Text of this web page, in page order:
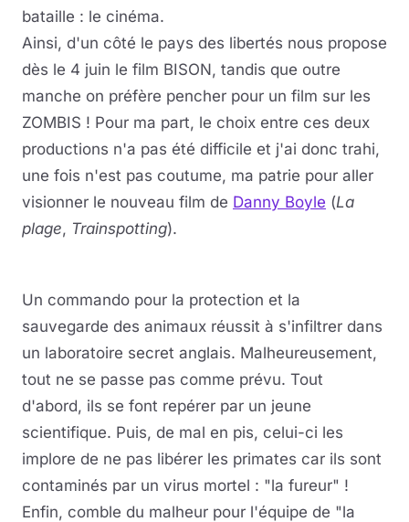
bataille : le cinéma.
Ainsi, d'un côté le pays des libertés nous propose
dès le 4 juin le film BISON, tandis que outre
manche on préfère pencher pour un film sur les
ZOMBIS ! Pour ma part, le choix entre ces deux
productions n'a pas été difficile et j'ai donc trahi,
une fois n'est pas coutume, ma patrie pour aller
visionner le nouveau film de Danny Boyle (La
plage, Trainspotting).
Un commando pour la protection et la
sauvegarde des animaux réussit à s'infiltrer dans
un laboratoire secret anglais. Malheureusement,
tout ne se passe pas comme prévu. Tout
d'abord, ils se font repérer par un jeune
scientifique. Puis, de mal en pis, celui-ci les
implore de ne pas libérer les primates car ils sont
contaminés par un virus mortel : "la fureur" !
Enfin, comble du malheur pour l'équipe de "la